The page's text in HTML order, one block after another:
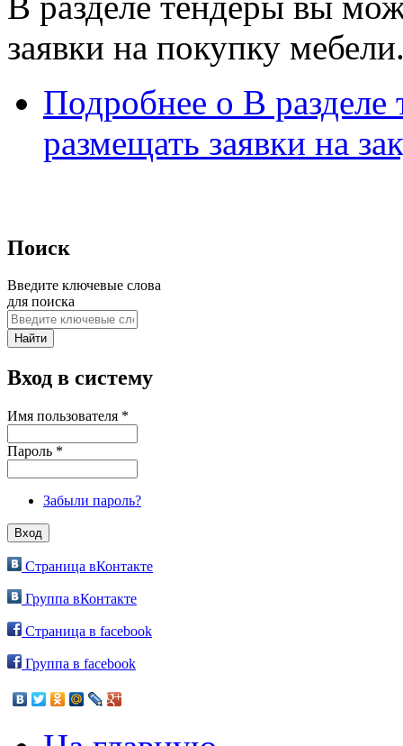
заявки на покупку
Подробнее о В
размещать заявки на
Поиск
Введите ключевые слова
для поиска
Вход в систему
Имя пользователя *
Пароль *
Забыли пароль?
Страница вКонтакте
Группа вКонтакте
Страница в facebook
Группа в facebook